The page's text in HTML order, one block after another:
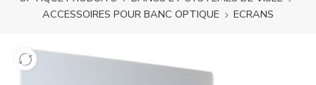
ACCESSOIRES POUR BANC OPTIQUE
ECRANS